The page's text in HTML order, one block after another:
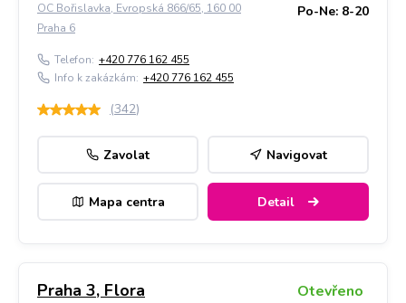
OC Bořislavka, Evropská 866/65, 160 00
Praha 6
Po-Ne: 8-20
Telefon: +420 776 162 455
Info k zakázkám: +420 776 162 455
(342)
Zavolat Navigovat
Mapa centra Detail
Praha 3, Flora Otevřeno